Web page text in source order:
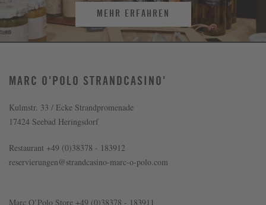
MEHR ERFAHREN
MARC O'POLO STRANDCASINO'
Kulmstr. 33 / Ecke Strandpromenade
17424 Seebad Heringsdorf
Restaurant +49 (0)38378 - 183912
reservierungen@strandcasino-marc-o-polo.com
Marc O’Polo Store +49 (0)38378 - 183911